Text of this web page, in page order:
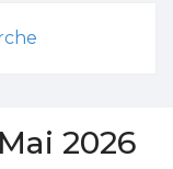
2026